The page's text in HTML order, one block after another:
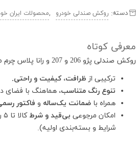
دسته: روکش صندلی خودرو ,محصولات ایران
معرفی کوتاه
روکش صندلی پژو 206 و 207 و رانا پلاس چرم مدل دوماکو
ترکیبی از ظرافت، کیفیت و راحتی.
تنوع رنگ متناسب،هماهنگ با فضای
همراه باضمانت یک‌ساله و فاکتور
امکان مرجوعی بی‌قید و شرط کالا تا ۵ روز (در صورت
شرایط و بسته‌بندی اولیه).